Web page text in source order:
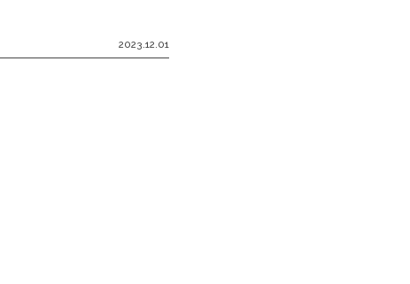
2023.12.01